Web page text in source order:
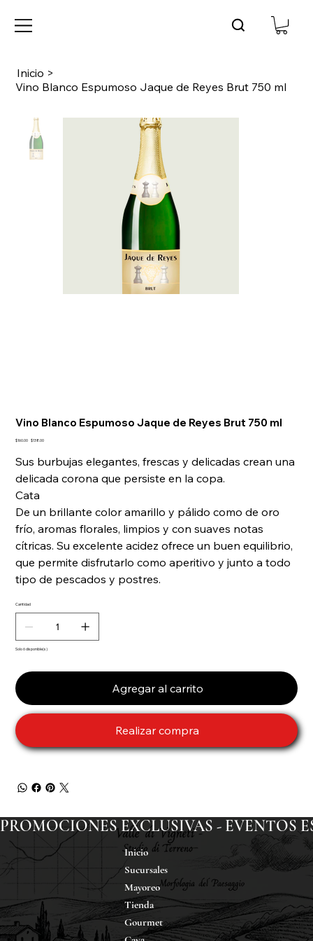
Inicio >
Vino Blanco Espumoso Jaque de Reyes Brut 750 ml
Vino Blanco Espumoso Jaque de Reyes Brut 750 ml
Precio
$160.00
Precio
$138.00
Sus burbujas elegantes, frescas y delicadas crean una
delicada corona que persiste en la copa.
Cata
De un brillante color amarillo y pálido como de oro
frío, aromas florales, limpios y con suaves notas
cítricas. Su excelente acidez ofrece un buen equilibrio,
que permite disfrutarlo como aperitivo y junto a todo
tipo de pescados y postres.
Cantidad
Solo 6 disponible(s)
Agregar al carrito
Realizar compra
PROMOCIONES EXCLUSIVAS - EVENTOS
Inicio
Sucursales
Mayoreo
Tienda
Gourmet